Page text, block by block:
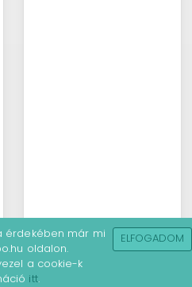
érdekében már mi
oldalon.
a cookie-k
itt.
ELFOGADOM